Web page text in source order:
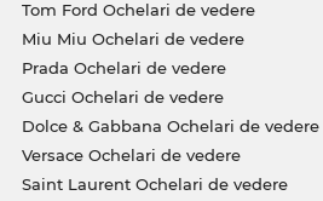
Tom Ford Ochelari de vedere
Miu Miu Ochelari de vedere
Prada Ochelari de vedere
Gucci Ochelari de vedere
Dolce & Gabbana Ochelari de vedere
Versace Ochelari de vedere
Saint Laurent Ochelari de vedere